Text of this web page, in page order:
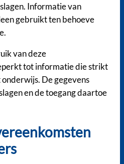
Informatie van
gebruikt ten behoeve
van deze
tot informatie die strikt
De gegevens
en de toegang daartoe